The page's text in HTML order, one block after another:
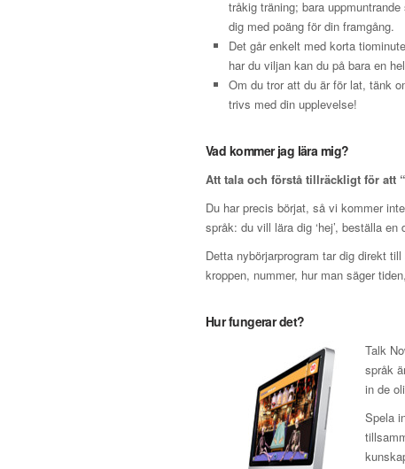
tråkig träning; bara
dig med poäng för din framgång.
Det går enkelt med korta
har du viljan kan du på bara en
Om du tror att du är för lat, tänk
trivs med din upplevelse!
Vad kommer jag lära mig?
Att tala och förstå tillräckligt för att
Du har precis börjat, så vi kommer
språk: du vill lära dig ‘hej’, beställa
Detta nybörjarprogram tar dig direkt
kroppen, nummer, hur man säger
Hur fungerar det?
Talk
språk
in de
Spela